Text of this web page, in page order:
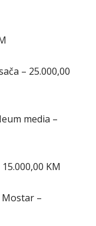
– 25.000,00
media –
KM
Mostar –